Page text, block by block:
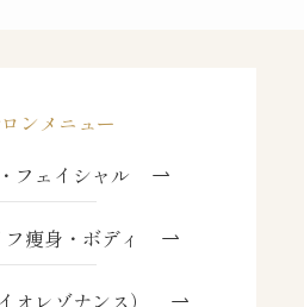
ンメニュー
フェイシャル
フ痩身・ボディ
オレゾナンス）